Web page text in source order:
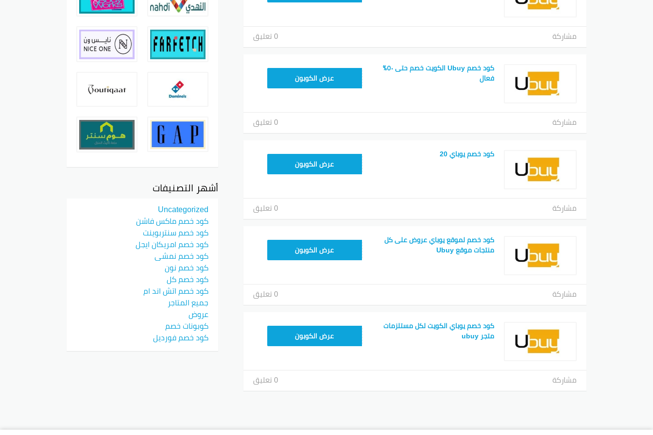
مشاركة 0 تعليق
كود خصم Ubuy الكويت خصم حتى ٥٠٪
فعال
ADM26عرض الكوبون
مشاركة 0 تعليق
كود خصم يوباي 20
ADM26عرض الكوبون
مشاركة 0 تعليق
كود خصم لموقع يوباي عروض على كل
منتجات موقع Ubuy
ADM26عرض الكوبون
مشاركة 0 تعليق
كود خصم يوباي الكويت لكل مستلزمات
متجر ubuy
ADM26عرض الكوبون
مشاركة 0 تعليق
أشهر التصنيفات
Uncategorized
كود خصم ماكس فاشن
كود خصم سنتربوينت
كود خصم امريكان ايجل
كود خصم نمشي
كود خصم نون
كود خصم كل
كود خصم اتش اند ام
جميع المتاجر
عروض
كوبونات خصم
كود خصم فورديل